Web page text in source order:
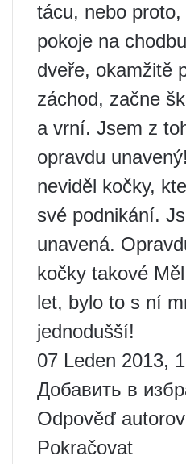
tácu, nebo
pokoje na
dveře, okamžitě
záchod, začne
a vrní. Jsem z
opravdu
neviděl kočky,
své podnikání.
unavená.
kočky takové
let, bylo to s ní
jednodušší!
07 Leden 2013,
Добавить в
Odpověď
Pokračovat